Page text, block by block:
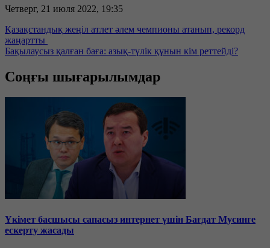
Четверг, 21 июля 2022, 19:35
Қазақстандық жеңіл атлет әлем чемпионы атанып, рекорд
жаңартты
Бақылаусыз қалған баға: азық-түлік құнын кім реттейді?
Соңғы шығарылымдар
Үкімет басшысы сапасыз интернет үшін Бағдат Мусинге
ескерту жасады